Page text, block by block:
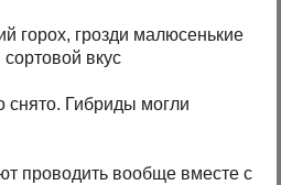
горох, грозди малюсенькие
вкус
снято. Гибриды могли
проводить вообще вместе с